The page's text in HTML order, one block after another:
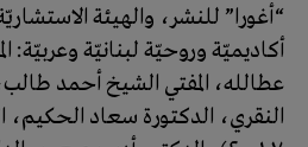
“أغورا” للنشر، والهيئة
أكاديميّة وروحيّة لبنانيّة وعربيّة:
عطالله، المفتي الشيخ أحمد
النقري، الدكتورة سعاد الحكيم،